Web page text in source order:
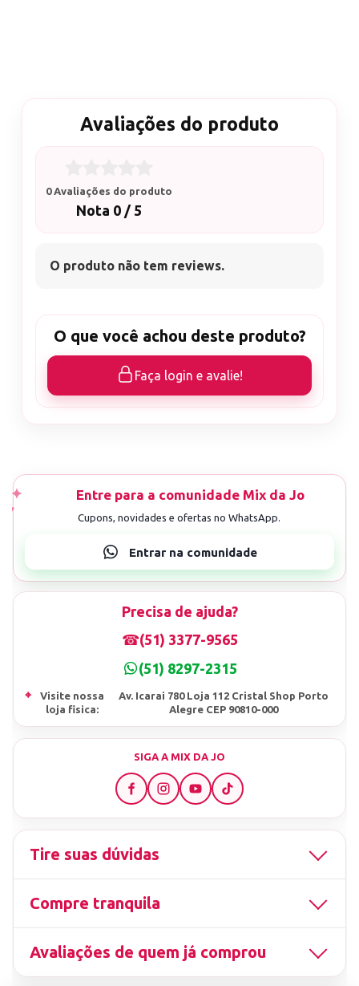
Avaliações do produto
0 Avaliações do produto
Nota 0 / 5
O produto não tem reviews.
O que você achou deste produto?
Faça login e avalie!
Precisa de ajuda?
☎(51) 3377-9565
(51) 8297-2315
⌖
Visite nossa
loja fisica:
Av. Icarai 780 Loja 112 Cristal Shop Porto
Alegre CEP 90810-000
SIGA A MIX DA JO
Tire suas dúvidas
Compre tranquila
Avaliações de quem já comprou